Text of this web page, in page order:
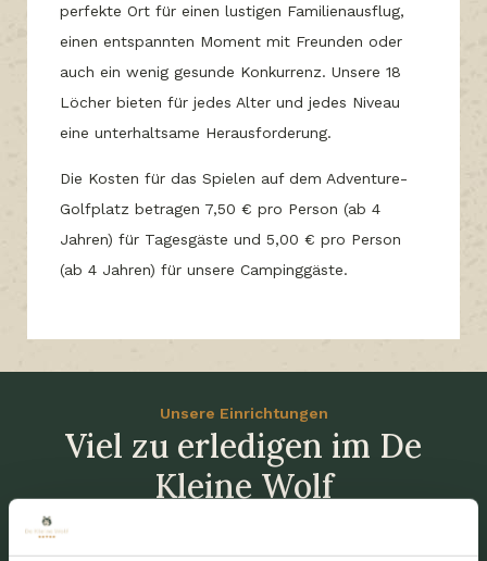
perfekte Ort für einen lustigen Familienausflug,
einen entspannten Moment mit Freunden oder
auch ein wenig gesunde Konkurrenz. Unsere 18
Löcher bieten für jedes Alter und jedes Niveau
eine unterhaltsame Herausforderung.
Die Kosten für das Spielen auf dem Adventure-
Golfplatz betragen 7,50 € pro Person (ab 4
Jahren) für Tagesgäste und 5,00 € pro Person
(ab 4 Jahren) für unsere Campinggäste.
Unsere Einrichtungen
Viel zu erledigen im De
Kleine Wolf